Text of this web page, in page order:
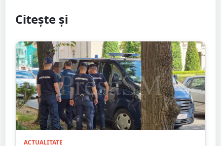
Citește și
ACTUALITATE